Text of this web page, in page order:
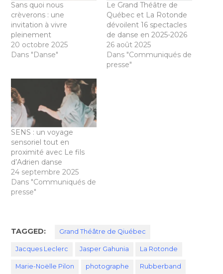
Sans quoi nous
crèverons : une
invitation à vivre
pleinement
20 octobre 2025
Dans "Danse"
Le Grand Théâtre de
Québec et La Rotonde
dévoilent 16 spectacles
de danse en 2025-2026
26 août 2025
Dans "Communiqués de
presse"
SENS : un voyage
sensoriel tout en
proximité avec Le fils
d’Adrien danse
24 septembre 2025
Dans "Communiqués de
presse"
TAGGED: Grand Théâtre de Qiuébec
Jacques Leclerc Jasper Gahunia La Rotonde
Marie-Noëlle Pilon photographe Rubberband